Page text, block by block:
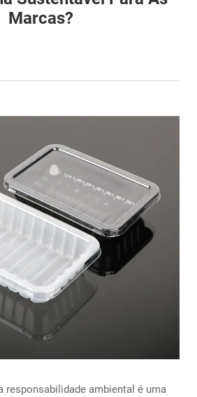
Marcas?
responsabilidade ambiental é uma